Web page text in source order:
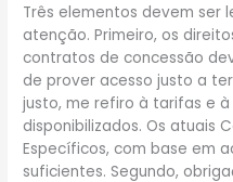
Três elementos devem ser
atenção. Primeiro, os
contratos de concessão
de prover acesso justo a
justo, me refiro à tarifas e
disponibilizados. Os atuais
Específicos, com base em
suficientes. Segundo,